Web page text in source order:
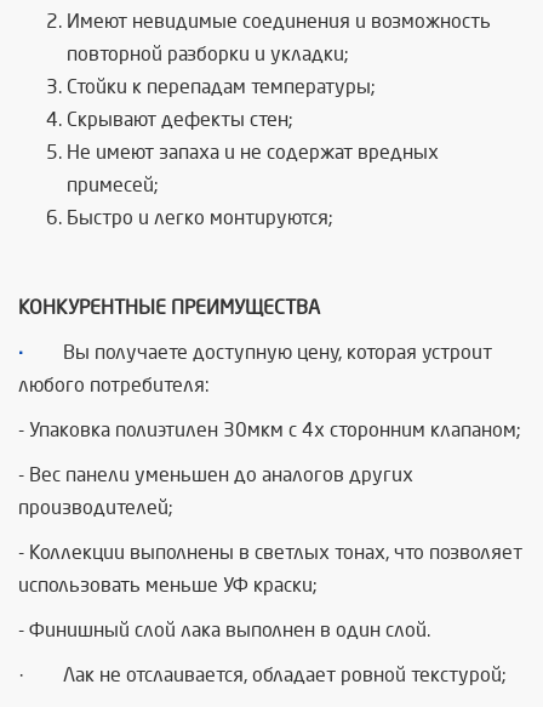
Имеют невидимые соединения и возможность
повторной разборки и укладки;
Стойки к перепадам температуры;
Скрывают дефекты стен;
Не имеют запаха и не содержат вредных
примесей;
Быстро и легко монтируются;
КОНКУРЕНТНЫЕ ПРЕИМУЩЕСТВА
· Вы получаете доступную цену, которая устроит
любого потребителя:
- Упаковка полиэтилен 30мкм с 4х сторонним клапаном;
- Вес панели уменьшен до аналогов других
производителей;
- Коллекции выполнены в светлых тонах, что позволяет
использовать меньше УФ краски;
- Финишный слой лака выполнен в один слой.
· Лак не отслаивается, обладает ровной текстурой;